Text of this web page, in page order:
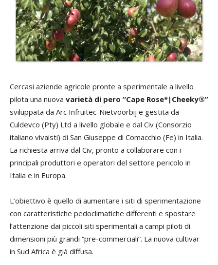
Cercasi aziende agricole pronte a sperimentale a livello
pilota una nuova varietà di pero “Cape Rose*|Cheeky®”
sviluppata da Arc Infruitec-Nietvoorbij e gestita da
Culdevco (Pty) Ltd a livello globale e dal Civ (Consorzio
italiano vivaisti) di San Giuseppe di Comacchio (Fe) in Italia.
La richiesta arriva dal Civ, pronto a collaborare con i
principali produttori e operatori del settore pericolo in
Italia e in Europa.
L’obiettivo è quello di aumentare i siti di sperimentazione
con caratteristiche pedoclimatiche differenti e spostare
l’attenzione dai piccoli siti sperimentali a campi piloti di
dimensioni più grandi “pre-commerciali”. La nuova cultivar
in Sud Africa è già diffusa.